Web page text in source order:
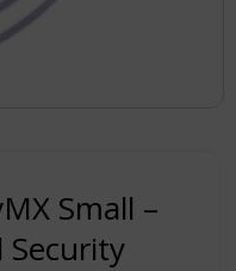
Small –
Security